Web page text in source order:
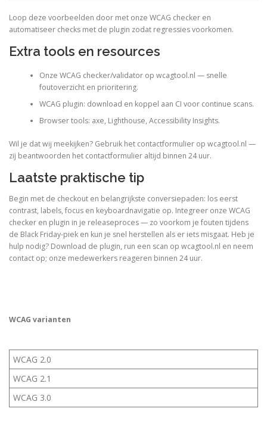
Loop deze voorbeelden door met onze WCAG checker en
automatiseer checks met de plugin zodat regressies voorkomen.
Extra tools en resources
Onze WCAG checker/validator op wcagtool.nl — snelle
foutoverzicht en prioritering.
WCAG plugin: download en koppel aan CI voor continue scans.
Browser tools: axe, Lighthouse, Accessibility Insights.
Wil je dat wij meekijken? Gebruik het contactformulier op wcagtool.nl —
zij beantwoorden het contactformulier altijd binnen 24 uur.
Laatste praktische tip
Begin met de checkout en belangrijkste conversiepaden: los eerst
contrast, labels, focus en keyboardnavigatie op. Integreer onze WCAG
checker en plugin in je releaseproces — zo voorkom je fouten tijdens
de Black Friday-piek en kun je snel herstellen als er iets misgaat. Heb je
hulp nodig? Download de plugin, run een scan op wcagtool.nl en neem
contact op; onze medewerkers reageren binnen 24 uur.
WCAG varianten
WCAG 2.0
WCAG 2.1
WCAG 3.0